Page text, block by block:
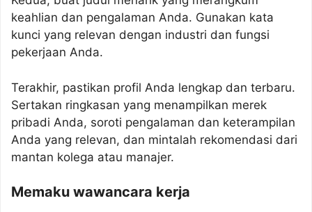
keahlian dan pengalaman Anda. Gunakan kata
kunci yang relevan dengan industri dan fungsi
pekerjaan Anda.
Terakhir, pastikan profil Anda lengkap dan terbaru.
Sertakan ringkasan yang menampilkan merek
pribadi Anda, soroti pengalaman dan keterampilan
Anda yang relevan, dan mintalah rekomendasi dari
mantan kolega atau manajer.
Memaku wawancara kerja